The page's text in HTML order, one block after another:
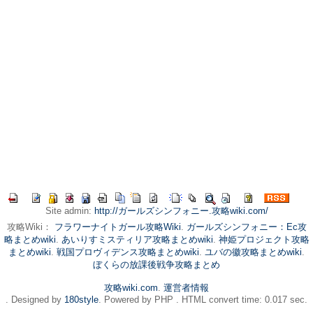
Site admin: http://ガールズシンフォニー.攻略wiki.com/
攻略Wiki： フラワーナイトガール攻略Wiki. ガールズシンフォニー：Ec攻
略まとめwiki. あいりすミスティリア攻略まとめwiki. 神姫プロジェクト攻略
まとめwiki. 戦国プロヴィデンス攻略まとめwiki. ユバの徽攻略まとめwiki.
ぼくらの放課後戦争攻略まとめ
攻略wiki.com. 運営者情報
. Designed by 180style. Powered by PHP . HTML convert time: 0.017 sec.